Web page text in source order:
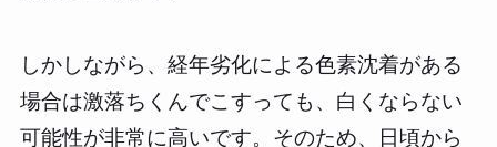
しかしながら、経年劣化による色素沈着がある
場合は激落ちくんでこすっても、白くならない
可能性が非常に高いです。そのため、日頃から